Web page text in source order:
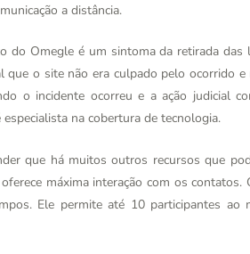
a distância.
do Omegle é um sintoma da retirada
o site não era culpado pelo ocorrido
o incidente ocorreu e a ação judicial
na cobertura de tecnologia.
que há muitos outros recursos que
máxima interação com os
Ele permite até 10 participantes